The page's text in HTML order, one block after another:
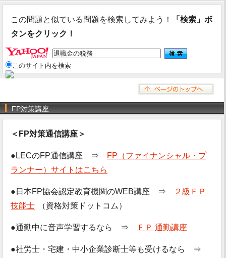
この問題と似ている問題を検索してみよう！
「検索」ボ
タンをクリック！
このサイト内を検索
FP対策講座
＜FP対策通信講座＞
●LECのFP通信講座 ⇒
FP（ファイナンシャル・プ
ランナー）サイトはこちら
●日本FP協会認定教育機関のWEB講座 ⇒
２級ＦＰ
技能士
（資格対策ドットコム）
●通勤中に音声学習するなら ⇒ ＦＰ 通勤講座
●社労士・宅建・中小企業診断士等も受けるなら ⇒